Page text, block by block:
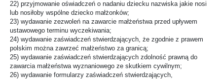
22) przyjmowanie oświadczeń o nadaniu dziecku nazwiska jakie nosi
lub nosiłoby wspólne dziecko małżonków;
23) wydawanie zezwoleń na zawarcie małżeństwa przed upływem
ustawowego terminu wyczekiwania;
24) wydawanie zaświadczeń stwierdzających, że zgodnie z prawem
polskim można zawrzeć małżeństwo za granicą;
25) wydawanie zaświadczeń stwierdzających zdolność prawną do
zawarcia małżeństwa wyznaniowego ze skutkiem cywilnym;
26) wydawanie formularzy zaświadczeń stwierdzających,